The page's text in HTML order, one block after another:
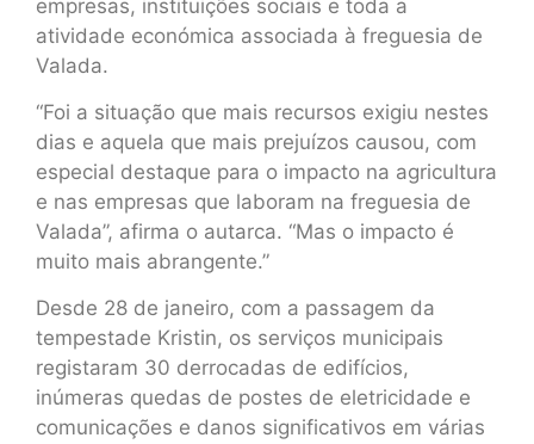
empresas, instituições sociais e toda a
atividade económica associada à freguesia de
Valada.
“Foi a situação que mais recursos exigiu nestes
dias e aquela que mais prejuízos causou, com
especial destaque para o impacto na agricultura
e nas empresas que laboram na freguesia de
Valada”, afirma o autarca. “Mas o impacto é
muito mais abrangente.”
Desde 28 de janeiro, com a passagem da
tempestade Kristin, os serviços municipais
registaram 30 derrocadas de edifícios,
inúmeras quedas de postes de eletricidade e
comunicações e danos significativos em várias